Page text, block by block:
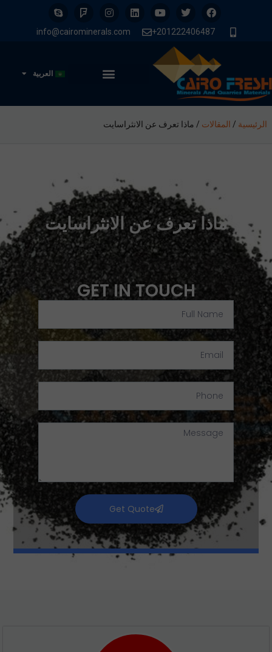
201222406487+
info@cairominerals.com
العربية
الرئيسية / المقالات / ماذا تعرف عن الانثراسايت
ماذا تعرف عن الانثراسايت
GET IN TOUCH
Get Quote